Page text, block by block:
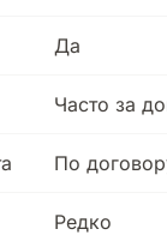
Да
Часто за
По
Редко